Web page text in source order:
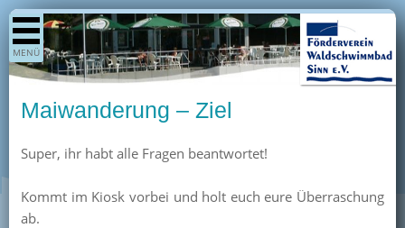
MENÜ
Shop
Aktuelles
Termine
Berichte
/ Preise
Maiwanderung – Ziel
Super, ihr habt alle Fragen beantwortet!
Kommt im Kiosk vorbei und holt euch eure Überraschung
ab.